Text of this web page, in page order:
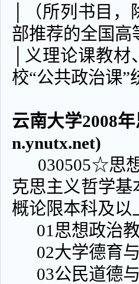
│（所列书目
部推荐的全国高
│义理论课教
校“公共政治课”
云南大学2008
n.ynutx.net)
030505☆思想
克思主义哲学
概论限本科及以
01思想政治
02大学德育
03公民道德